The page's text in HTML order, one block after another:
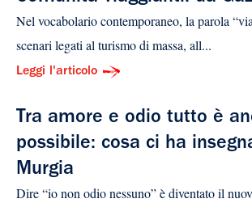
Nel vocabolario contemporaneo, la parola
scenari legati al turismo di massa, all...
Leggi l'articolo
Tra amore e odio tutto è
possibile: cosa ci ha
Murgia
Dire “io non odio nessuno” è diventato il